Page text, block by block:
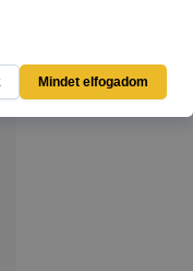
Mindet elfogadom